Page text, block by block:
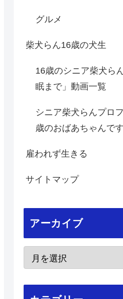
グルメ
柴犬らん16歳の犬生
16歳のシニア柴犬ら
眠まで」動画一覧
シニア柴犬らんプロ
歳のおばあちゃんです
雇われず生きる
サイトマップ
アーカイブ